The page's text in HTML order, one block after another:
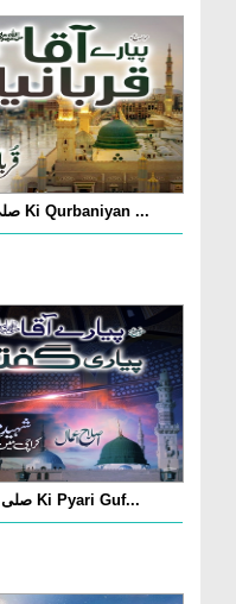
Pyare Aaqa صلی اللہ علیہ واٰلہ سلم Ki Qurbaniyan ...
Pyare Aaqa صلی اللہ علیہ و اٰلہ وسلم Ki Pyari Guf...